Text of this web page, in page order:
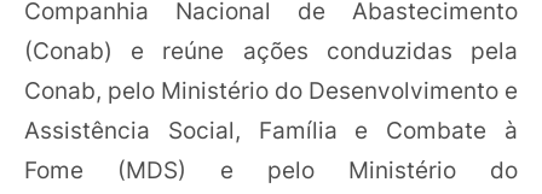
Companhia Nacional de Abastecimento
(Conab) e reúne ações conduzidas pela
Conab, pelo Ministério do Desenvolvimento e
Assistência Social, Família e Combate à
Fome (MDS) e pelo Ministério do